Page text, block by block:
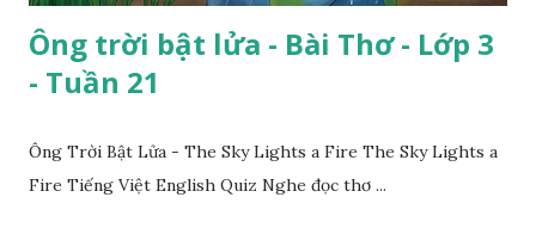
Ông trời bật lửa - Bài Thơ - Lớp 3
- Tuần 21
Ông Trời Bật Lửa - The Sky Lights a Fire The Sky Lights a
Fire Tiếng Việt English Quiz Nghe đọc thơ ...